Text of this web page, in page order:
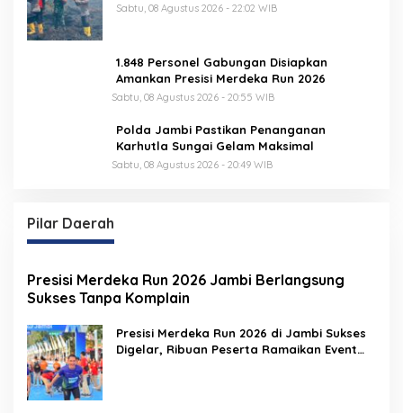
Sabtu, 08 Agustus 2026 - 22:02 WIB
1.848 Personel Gabungan Disiapkan
Amankan Presisi Merdeka Run 2026
Sabtu, 08 Agustus 2026 - 20:55 WIB
Polda Jambi Pastikan Penanganan
Karhutla Sungai Gelam Maksimal
Sabtu, 08 Agustus 2026 - 20:49 WIB
Pilar Daerah
Presisi Merdeka Run 2026 Jambi Berlangsung
Sukses Tanpa Komplain
Presisi Merdeka Run 2026 di Jambi Sukses
Digelar, Ribuan Peserta Ramaikan Event